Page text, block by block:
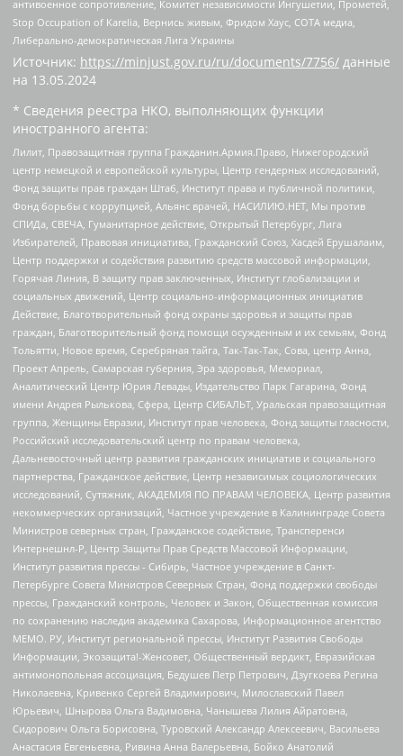
антивоенное сопротивление, Комитет независимости Ингушетии, Прометей,
Stop Occupation of Karelia, Вернись живым, Фридом Хаус, СОТА медиа,
Либерально-демократическая Лига Украины
Источник: https://minjust.gov.ru/ru/documents/7756/ данные
на 13.05.2024
* Сведения реестра НКО, выполняющих функции
иностранного агента:
Лилит, Правозащитная группа Гражданин.Армия.Право, Нижегородский
центр немецкой и европейской культуры, Центр гендерных исследований,
Фонд защиты прав граждан Штаб, Институт права и публичной политики,
Фонд борьбы с коррупцией, Альянс врачей, НАСИЛИЮ.НЕТ, Мы против
СПИДа, СВЕЧА, Гуманитарное действие, Открытый Петербург, Лига
Избирателей, Правовая инициатива, Гражданский Союз, Хасдей Ерушалаим,
Центр поддержки и содействия развитию средств массовой информации,
Горячая Линия, В защиту прав заключенных, Институт глобализации и
социальных движений, Центр социально-информационных инициатив
Действие, Благотворительный фонд охраны здоровья и защиты прав
граждан, Благотворительный фонд помощи осужденным и их семьям, Фонд
Тольятти, Новое время, Серебряная тайга, Так-Так-Так, Сова, центр Анна,
Проект Апрель, Самарская губерния, Эра здоровья, Мемориал,
Аналитический Центр Юрия Левады, Издательство Парк Гагарина, Фонд
имени Андрея Рылькова, Сфера, Центр СИБАЛЬТ, Уральская правозащитная
группа, Женщины Евразии, Институт прав человека, Фонд защиты гласности,
Российский исследовательский центр по правам человека,
Дальневосточный центр развития гражданских инициатив и социального
партнерства, Гражданское действие, Центр независимых социологических
исследований, Сутяжник, АКАДЕМИЯ ПО ПРАВАМ ЧЕЛОВЕКА, Центр развития
некоммерческих организаций, Частное учреждение в Калининграде Совета
Министров северных стран, Гражданское содействие, Трансперенси
Интернешнл-Р, Центр Защиты Прав Средств Массовой Информации,
Институт развития прессы - Сибирь, Частное учреждение в Санкт-
Петербурге Совета Министров Северных Стран, Фонд поддержки свободы
прессы, Гражданский контроль, Человек и Закон, Общественная комиссия
по сохранению наследия академика Сахарова, Информационное агентство
МЕМО. РУ, Институт региональной прессы, Институт Развития Свободы
Информации, Экозащита!-Женсовет, Общественный вердикт, Евразийская
антимонопольная ассоциация, Бедушев Петр Петрович, Дзугкоева Регина
Николаевна, Кривенко Сергей Владимирович, Милославский Павел
Юрьевич, Шнырова Ольга Вадимовна, Чанышева Лилия Айратовна,
Сидорович Ольга Борисовна, Туровский Александр Алексеевич, Васильева
Анастасия Евгеньевна, Ривина Анна Валерьевна, Бойко Анатолий